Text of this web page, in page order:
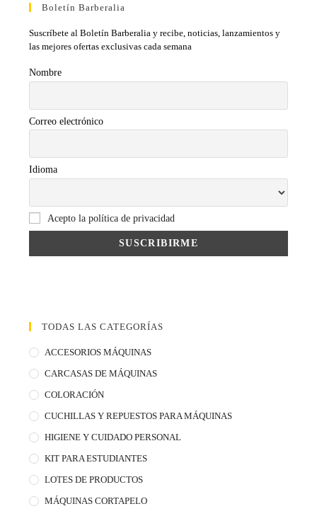
Boletín Barberalia
Suscríbete al Boletín Barberalia y recibe, noticias, lanzamientos y
las mejores ofertas exclusivas cada semana
Nombre
Correo electrónico
Idioma
Acepto la política de privacidad
TODAS LAS CATEGORÍAS
ACCESORIOS MÁQUINAS
CARCASAS DE MÁQUINAS
COLORACIÓN
CUCHILLAS Y REPUESTOS PARA MÁQUINAS
HIGIENE Y CUIDADO PERSONAL
KIT PARA ESTUDIANTES
LOTES DE PRODUCTOS
MÁQUINAS CORTAPELO